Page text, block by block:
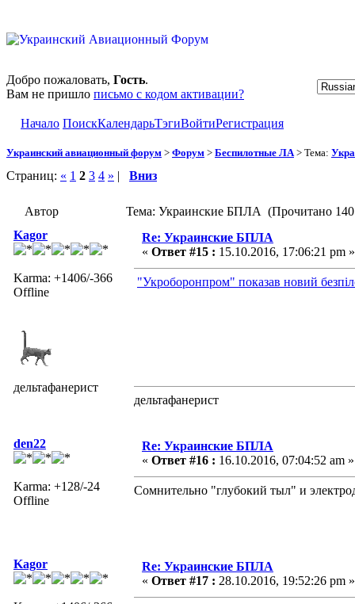
Добро пожаловать, Гость.
Вам не пришло письмо с кодом активации?
Начало ПоискКалендарьТэгиВойтиРегистрация
Украинский авиационный форум > Форум > Беспилотные ЛА > Тема:
Страниц: « 1 2 3 4 » | Вниз
Автор
Тема: Украинские БПЛА (Прочитано
Kagor
Karma: +1406/-366
Offline
дельтафанерист
Re: Украинские БПЛА
« Ответ #15 : 15.10.2016, 17:06:21 pm »
"Укроборонпром" показав новий
дельтафанерист
den22
Karma: +128/-24
Offline
Re: Украинские БПЛА
« Ответ #16 : 16.10.2016, 07:04:52 am »
Сомнительно "глубокий тыл" и
Kagor
Re: Украинские БПЛА
« Ответ #17 : 28.10.2016, 19:52:26 pm »